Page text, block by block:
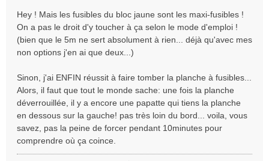
Hey ! Mais les fusibles du bloc jaune sont les maxi-fusibles !
On a pas le droit d'y toucher à ça selon le mode d'emploi !
(bien que le 5m ne sert absolument à rien... déjà qu'avec mes
non options j'en ai que deux...)
Sinon, j'ai ENFIN réussit à faire tomber la planche à fusibles...
Alors, il faut que tout le monde sache: une fois la planche
déverrouillée, il y a encore une papatte qui tiens la planche
en dessous sur la gauche! pas très loin du bord... voila, vous
savez, pas la peine de forcer pendant 10minutes pour
comprendre où ça coince.